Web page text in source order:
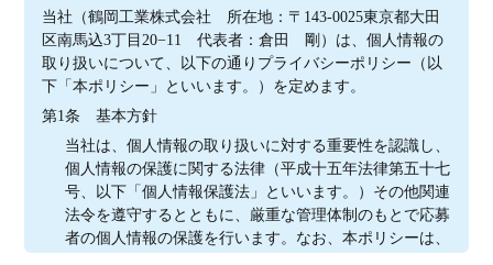
当社（鶴岡工業株式会社　所在地：〒143-0025東京都大田
区南馬込3丁目20−11　代表者：倉田　剛）は、個人情報の
取り扱いについて、以下の通りプライバシーポリシー（以
下「本ポリシー」といいます。）を定めます。
第1条　基本方針
当社は、個人情報の取り扱いに対する重要性を認識し、
個人情報の保護に関する法律（平成十五年法律第五十七
号、以下「個人情報保護法」といいます。）その他関連
法令を遵守するとともに、厳重な管理体制のもとで応募
者の個人情報の保護を行います。なお、本ポリシーは、